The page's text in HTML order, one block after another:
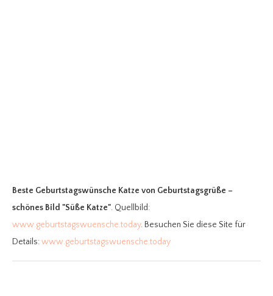
Beste Geburtstagswünsche Katze von Geburtstagsgrüße –
schönes Bild "Süße Katze". Quellbild:
www.geburtstagswuensche.today. Besuchen Sie diese Site für
Details:www.geburtstagswuensche.today